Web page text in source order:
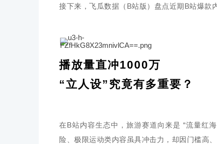
接下来，飞瓜数据（B站版）盘点近期B站爆款
播放量直冲1000万
“立人设”究竟有多重要？
在B站内容生态中，旅游赛道向来是 “流量红
险、极限运动类内容虽具冲击力，却因门槛高